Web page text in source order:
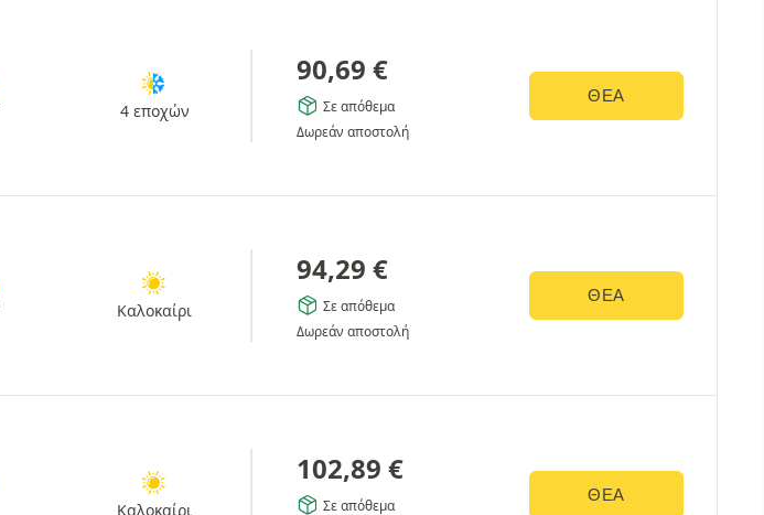
4 εποχών
90,69 €
Σε απόθεμα
Δωρεάν αποστολή
ΘΈΑ
Καλοκαίρι
94,29 €
Σε απόθεμα
Δωρεάν αποστολή
ΘΈΑ
Καλοκαίρι
102,89 €
Σε απόθεμα
ΘΈΑ